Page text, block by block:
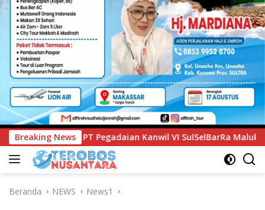
Breaking News
VI SulSelBarRa Maluku Luncurkan Program PANDE
Beranda NEWS News1